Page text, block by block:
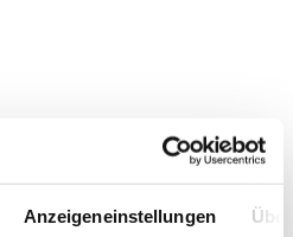
Anzeigeneinstellungen
können, klicken Sie bittehier!